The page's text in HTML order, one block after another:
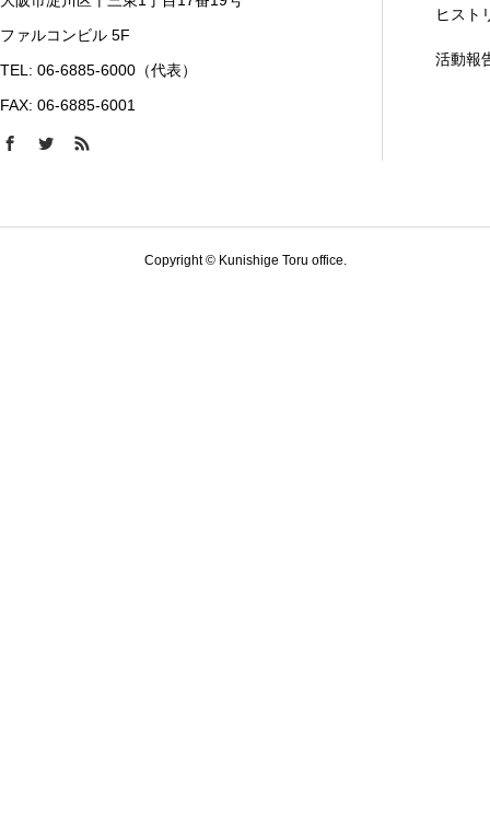
ファルコンビル 5F
TEL: 06-6885-6000（代表）
FAX: 06-6885-6001
ヒスト
活動報
Copyright © Kunishige Toru office.